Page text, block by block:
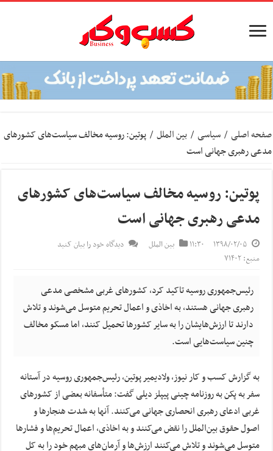
صفحه اصلی / سیاسی / بین الملل / پوتین: روسیه مخالف سیاست‌های کشورهای
مدعی رهبری جهانی است
پوتین: روسیه مخالف سیاست‌های کشورهای
مدعی رهبری جهانی است
۱۳۹۸/۰۲/۰۵ ۱۱:۳۰ بین الملل
دیدگاه خود را بیان کنید
منبع: ۷۱۴۰۲
رئیس‌جمهوری روسیه تاکید کرد، کشورهای غربی مشخصی مدعی
رهبری جهانی هستند، به اخاذی و اعمال تحریم متوسل می‌شوند و تلاش
دارند تا ارزش‌هایشان را به سایر کشورها تحمیل کنند، اما مسکو مخالف
چنین سیاست‌هایی است.
به گزارش کسب و کار نیوز، ولادیمیر پوتین، رئیس‌جمهوری روسیه در آستانه
سفر به پکن به روزنامه چینی پیپلز دیلی گفت: متأسفانه بعضی از کشورهای
غربی ادعای رهبری انحصاری جهانی می‌کنند. آنها به شدت هنجارها و
اصول حقوق بین‌الملل را نقض می‌کنند و به اخاذی، اعمال تحریم‌ها و فشارها
متوسل می‌شوند و تلاش می‌کنند ارزش‌ها و آرمان‌های مبهم خود را به کل